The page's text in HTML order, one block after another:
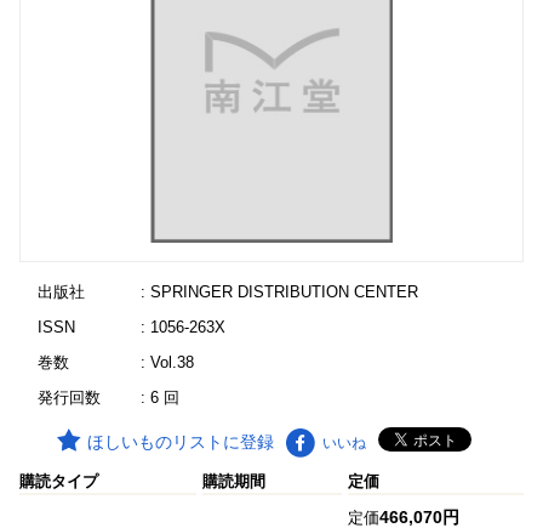
出版社
: SPRINGER DISTRIBUTION CENTER
ISSN
: 1056-263X
巻数
: Vol.38
発行回数
: 6 回
ほしいものリストに登録 いいね
購読タイプ 購読期間 定価
定価466,070円